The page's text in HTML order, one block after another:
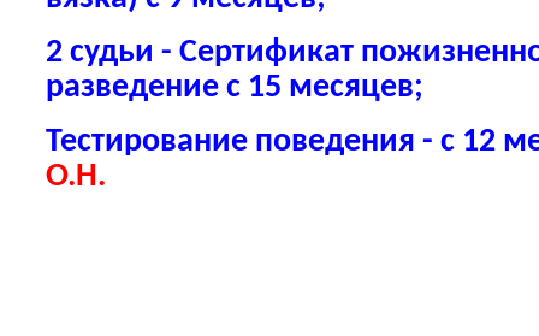
2 судьи - Сертификат
разведение с 15 месяцев;
Тестирование поведения - с 12
О.Н.